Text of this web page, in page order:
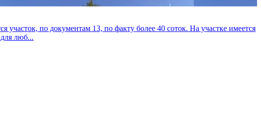
участок, по документам 13, по факту более 40 соток. На участке имеется
люб...